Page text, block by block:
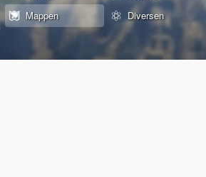
Mappen
Diversen